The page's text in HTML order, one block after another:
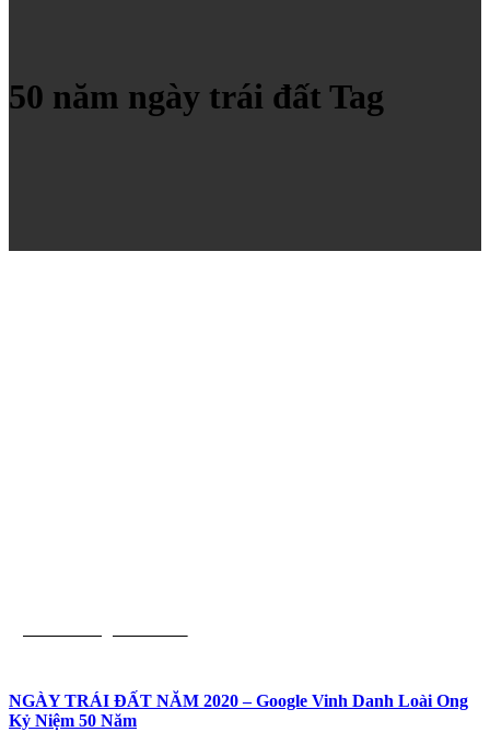
50 năm ngày trái đất Tag
NGÀY TRÁI ĐẤT NĂM 2020 – Google Vinh Danh Loài Ong
Kỷ Niệm 50 Năm